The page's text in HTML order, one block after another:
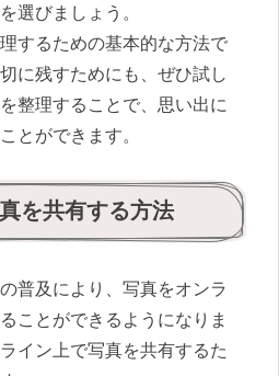
選びましょう。
するための基本的な方法で
に残すためにも、ぜひ試し
整理することで、思い出に
とができます。
を共有する方法
普及により、写真をオンラ
ことができるようになりま
イン上で写真を共有するた